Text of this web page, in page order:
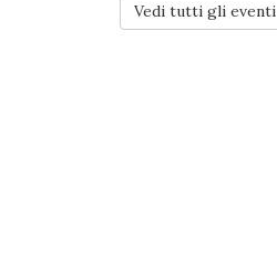
Vedi tutti gli eventi